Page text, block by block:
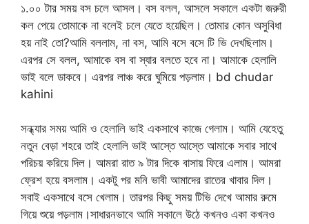
১.০০ টার সময় বস চলে আসল। বস বলল, আসলে সকালে একটা জরুরী
কল পেয়ে তোমাকে না বলেই চলে যেতে হয়েছিল। তোমার কোন অসুবিধা
হয় নাই তো?আমি বললাম, না বস, আমি বসে বসে টি ভি দেখছিলাম।
এরপর সে বলল, আমাকে বস বা স্যার বলতে হবে না। আমাকে হেলালি
ভাই বলে ডাকবে। এরপর লাঞ্চ করে ঘুমিয়ে পড়লাম। bd chudar
kahini
সন্ধ্যার সময় আমি ও হেলালি ভাই একসাথে কাজে গেলাম। আমি যেহেতু
নতুন বেড়া শহরে তাই হেলালি ভাই আস্তে আস্তে আমাকে সবার সাথে
পরিচয় করিয়ে দিল। আমরা রাত ৯ টার দিকে বাসায় ফিরে এলাম। আমরা
ফ্রেশ হয়ে বসলাম। একটু পর মনি ভাবী আমাদের রাতের খাবার দিল।
সবাই একসাথে বসে খেলাম। তারপর কিছু সময় টিভি দেখে আমার রুমে
গিয়ে শুয়ে পড়লাম।সাধারনভাবে আমি সকালে উঠে কখনও একা কখনও